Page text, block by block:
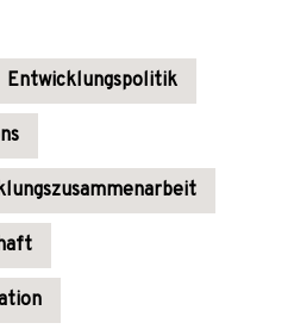
Entwicklungspolitik